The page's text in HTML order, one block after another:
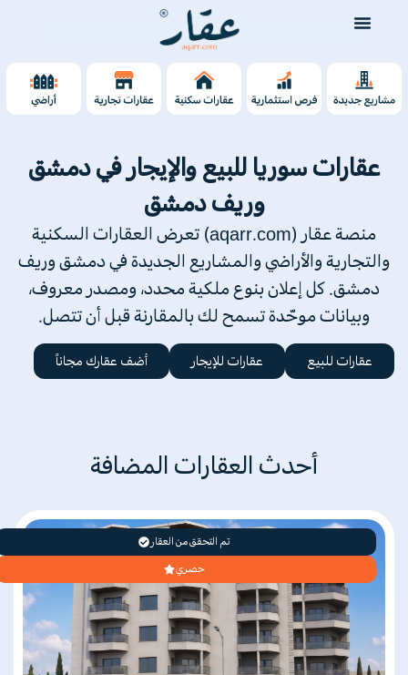
عقارات سوريا للبيع والإيجار في دمشق
وريف دمشق
منصة عقار (aqarr.com) تعرض العقارات السكنية
والتجارية والأراضي والمشاريع الجديدة في دمشق وريف
دمشق. كل إعلان بنوع ملكية محدد، ومصدر معروف،
وبيانات موحّدة تسمح لك بالمقارنة قبل أن تتصل.
عقارات للبيع عقارات للإيجار أضف عقارك مجاناً
أحدث العقارات المضافة
تم التحقق من العقار
حصري